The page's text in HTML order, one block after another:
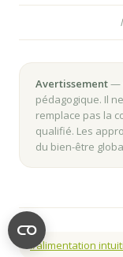
Avertissement—
pédagogique. Il
remplace pas la
qualifié. Les
du bien-être
#alimentation